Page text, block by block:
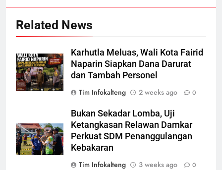
Related News
Karhutla Meluas, Wali Kota Fairid
Naparin Siapkan Dana Darurat
dan Tambah Personel
Tim Infokalteng
2 weeks ago 0
Bukan Sekadar Lomba, Uji
Ketangkasan Relawan Damkar
Perkuat SDM Penanggulangan
Kebakaran
Tim Infokalteng
3 weeks ago 0